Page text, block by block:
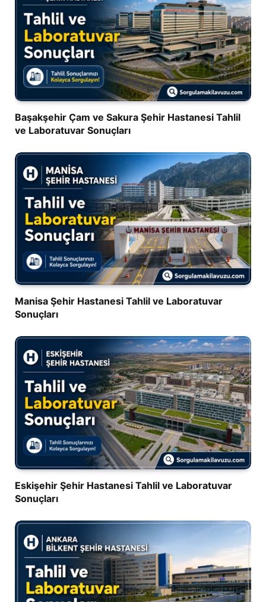
Başakşehir Çam ve Sakura Şehir Hastanesi Tahlil
ve Laboratuvar Sonuçları
Manisa Şehir Hastanesi Tahlil ve Laboratuvar
Sonuçları
Eskişehir Şehir Hastanesi Tahlil ve Laboratuvar
Sonuçları